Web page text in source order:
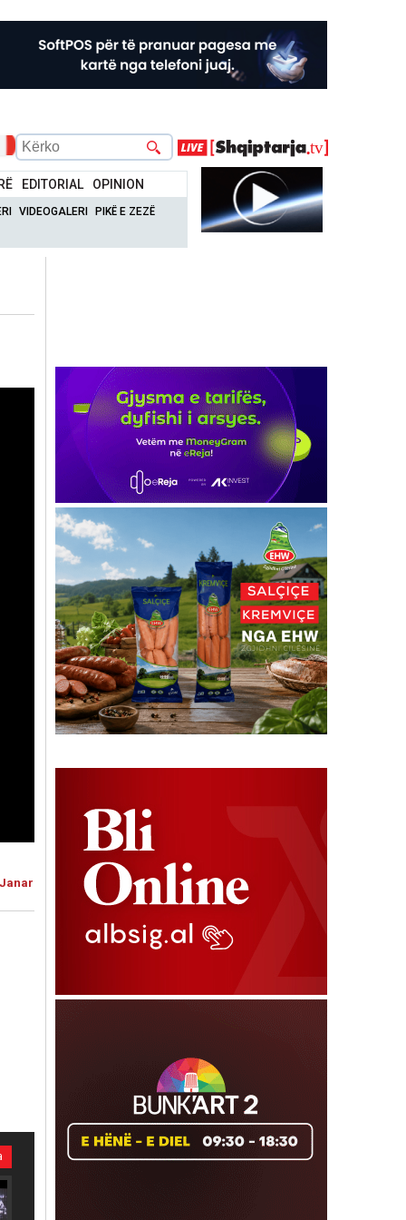
EDITORIAL OPINION
VIDEOGALERI PIKË E ZEZË